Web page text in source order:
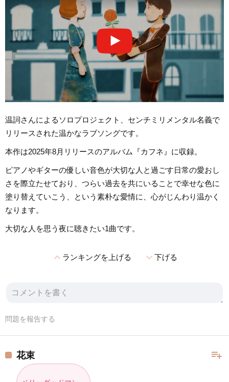
温詞さんによるソロプロジェクト、センチミリメンタル名義で
リリースされた温かなラブソングです。
本作は2025年8月リリースのアルバム『カフネ』に収録。
ピアノやギターの優しい音色が大切な人と過ごす日常の愛おし
さを際立たせており、つらい過去を共にいることで幸せな色に
塗り替えていこう、という素朴な愛情に、心がじんわり温かく
なります。
大切な人を思う夜に聴きたい1曲です。
expand_lessランキングを上げる expand_more下げる
問題を報告する
playlist_add
花束